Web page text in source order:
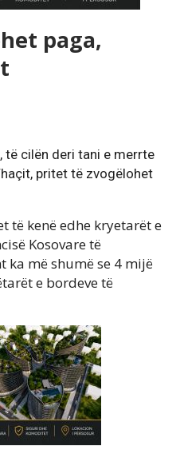
paga,
të cilën deri tani e merrte
pritet të zvogëlohet
të kenë edhe kryetarët e
Kosovare të
më shumë se 4 mijë
e bordeve të